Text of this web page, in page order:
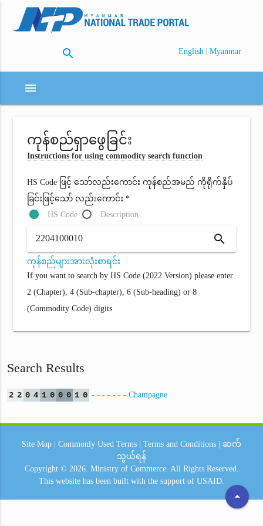
search English | Myanmar
menu
ကုန်စည်ရှာဖွေခြင်း
Instructions for using commodity search function
HS Code ဖြင့် သော်လည်းကောင်း ကုန်စည်အမည် ကိုရိုက်နှိပ်
ခြင်းဖြင့်သော် လည်းကောင်း *
HS Code
Description
search
ကုန်စည်များအားလုံးစာရင်း
If you want to search by HS Code (2022 Version) please enter
2 (Chapter), 4 (Sub-chapter), 6 (Sub-heading) or 8
(Commodity Code) digits
Search Results
2 2 0 4 1 0 0 0 1 0 - - - - - - - Champagne
arrow_drop_up
Site Map Commonly Used Terms Terms and Conditions
ဆက်
သွယ်ရန်
Copyright © 2026. Ministry of Commerce. All Rights Reserved.
This website has been built with the support of USAID.